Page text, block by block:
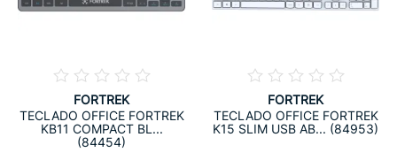
FORTREK
TECLADO OFFICE FORTREK
KB11 COMPACT BL...
(84454)
FORTREK
TECLADO OFFICE FORTREK
K15 SLIM USB AB... (84953)